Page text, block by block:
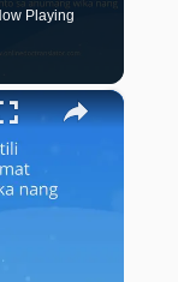
Playing
×